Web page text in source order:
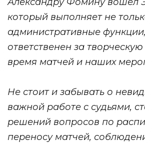
Александру Фомину вошел
который выполняет не
административные
ответственен за
время матчей и наших
Не стоит и забывать о
важной работе с судьями,
решений вопросов по
переносу матчей,